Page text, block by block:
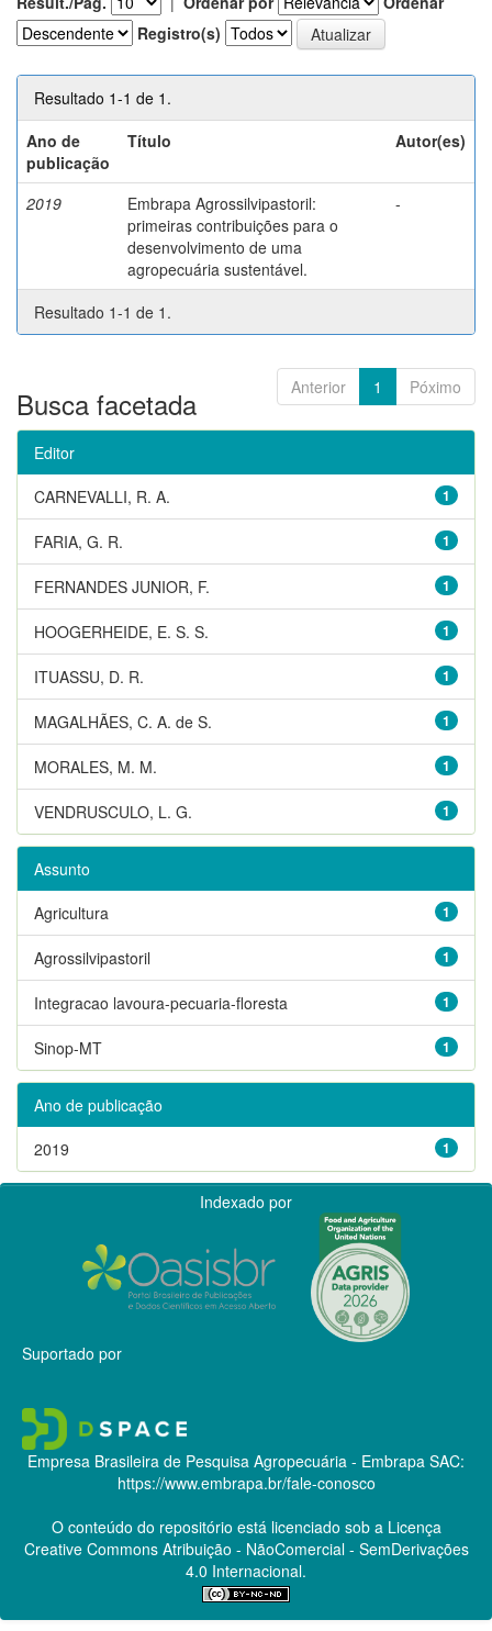
Registro(s)
Resultado 1-1 de 1.
Ano de
publicação
Título Autor(es)
2019
Embrapa Agrossilvipastoril:
primeiras contribuições para o
desenvolvimento de uma
agropecuária sustentável.
-
Resultado 1-1 de 1.
Anterior 1 Póximo
Busca facetada
Editor
1
CARNEVALLI, R. A.
1
FARIA, G. R.
1
FERNANDES JUNIOR, F.
1
HOOGERHEIDE, E. S. S.
1
ITUASSU, D. R.
1
MAGALHÃES, C. A. de S.
1
MORALES, M. M.
1
VENDRUSCULO, L. G.
Assunto
1
Agricultura
1
Agrossilvipastoril
1
Integracao lavoura-pecuaria-floresta
1
Sinop-MT
Ano de publicação
1
2019
Indexado por
Suportado por
Empresa Brasileira de Pesquisa Agropecuária - Embrapa SAC:
https://www.embrapa.br/fale-conosco
O conteúdo do repositório está licenciado sob a Licença
Creative CommonsAtribuição - NãoComercial - SemDerivações
4.0 Internacional.